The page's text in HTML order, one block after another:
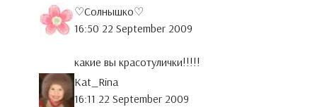
♡Солнышко♡
16:50 22 September 2009
какие вы красотулички!!!!!
Kat_Rina
16:11 22 September 2009